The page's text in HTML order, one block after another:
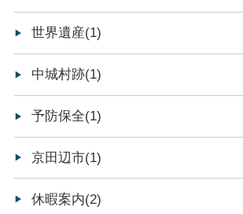
世界遺産(1)
中城村跡(1)
予防保全(1)
京田辺市(1)
休暇案内(2)